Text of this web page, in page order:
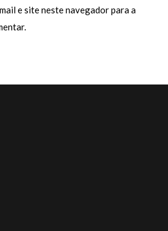
e site neste navegador para a